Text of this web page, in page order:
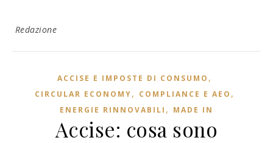
Redazione
ACCISE E IMPOSTE DI CONSUMO ,
CIRCULAR ECONOMY, COMPLIANCE E AEO ,
ENERGIE RINNOVABILI , MADE IN
Accise: cosa sono